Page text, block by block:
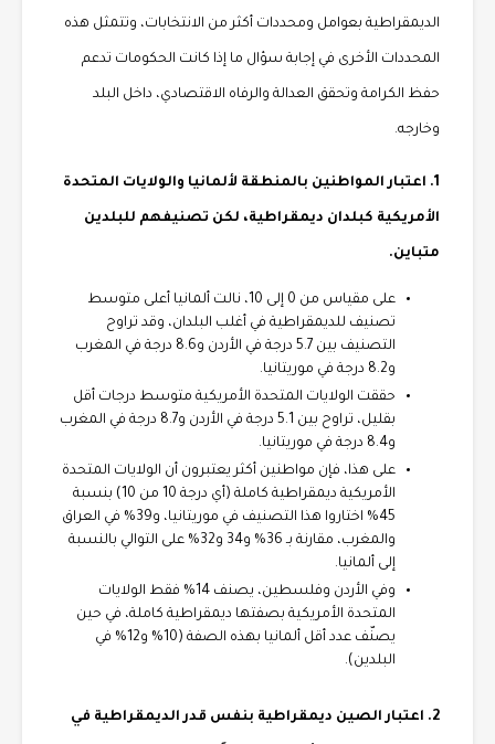
الديمقراطية بعوامل ومحددات أكثر من الانتخابات، وتتمثل هذه
المحددات الأخرى في إجابة سؤال ما إذا كانت الحكومات تدعم
حفظ الكرامة وتحقق العدالة والرفاه الاقتصادي، داخل البلد
وخارجه.
1. اعتبار المواطنين بالمنطقة لألمانيا والولايات المتحدة
الأمريكية كبلدان ديمقراطية، لكن تصنيفهم للبلدين
متباين.
على مقياس من 0 إلى 10، نالت ألمانيا أعلى متوسط
تصنيف للديمقراطية في أغلب البلدان، وقد تراوح
التصنيف بين 5.7 درجة في الأردن و8.6 درجة في المغرب
و8.2 درجة في موريتانيا.
حققت الولايات المتحدة الأمريكية متوسط درجات أقل
بقليل، تراوح بين 5.1 درجة في الأردن و8.7 درجة في المغرب
و8.4 درجة في موريتانيا.
على هذا، فإن مواطنين أكثر يعتبرون أن الولايات المتحدة
الأمريكية ديمقراطية كاملة (أي درجة 10 من 10) بنسبة
45% اختاروا هذا التصنيف في موريتانيا، و39% في العراق
والمغرب، مقارنة بـ 36% و34 و32% على التوالي بالنسبة
إلى ألمانيا.
وفي الأردن وفلسطين، يصنف 14% فقط الولايات
المتحدة الأمريكية بصفتها ديمقراطية كاملة، في حين
يصنّف عدد أقل ألمانيا بهذه الصفة (10% و12% في
البلدين).
2. اعتبار الصين ديمقراطية بنفس قدر الديمقراطية في